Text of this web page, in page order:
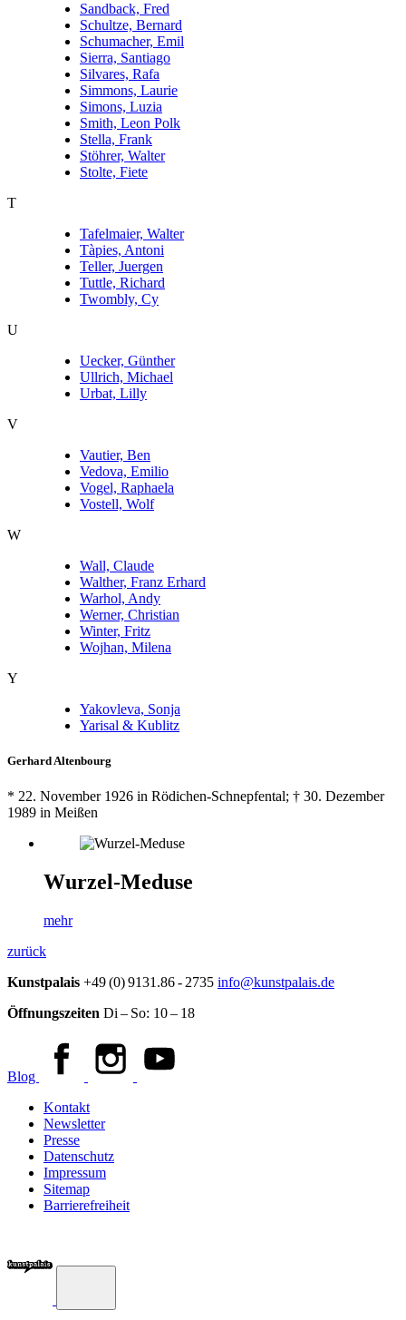
Sandback, Fred
Schultze, Bernard
Schumacher, Emil
Sierra, Santiago
Silvares, Rafa
Simmons, Laurie
Simons, Luzia
Smith, Leon Polk
Stella, Frank
Stöhrer, Walter
Stolte, Fiete
T
Tafelmaier, Walter
Tàpies, Antoni
Teller, Juergen
Tuttle, Richard
Twombly, Cy
U
Uecker, Günther
Ullrich, Michael
Urbat, Lilly
V
Vautier, Ben
Vedova, Emilio
Vogel, Raphaela
Vostell, Wolf
W
Wall, Claude
Walther, Franz Erhard
Warhol, Andy
Werner, Christian
Winter, Fritz
Wojhan, Milena
Y
Yakovleva, Sonja
Yarisal & Kublitz
Gerhard Altenbourg
* 22. November 1926 in Rödichen-Schnepfental; † 30. Dezember
1989 in Meißen
Wurzel-Meduse
mehr
zurück
Kunstpalais +49 (0) 9131.86 - 2735 info@kunstpalais.de
Öffnungszeiten Di – So: 10 – 18
Blog
Kontakt
Newsletter
Presse
Datenschutz
Impressum
Sitemap
Barrierefreiheit